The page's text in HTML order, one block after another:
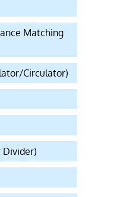
Matching
Circulator)
Divider)
T3T0-Wrenche